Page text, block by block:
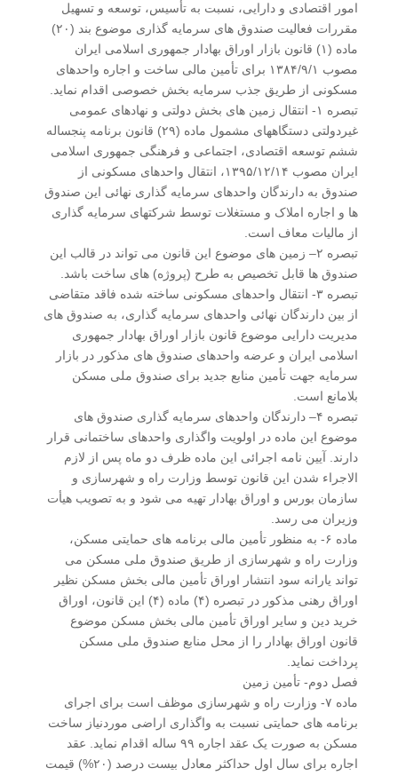
امور اقتصادی و دارایی، نسبت به تأسیس، توسعه و تسهیل
مقررات فعالیت صندوق های سرمایه گذاری موضوع بند (۲۰)
ماده (۱) قانون بازار اوراق بهادار جمهوری اسلامی ایران
مصوب ۱۳۸۴/۹/۱ برای تأمین مالی ساخت و اجاره واحدهای
مسکونی از طریق جذب سرمایه بخش خصوصی اقدام نماید.
تبصره ۱- انتقال زمین های بخش دولتی و نهادهای عمومی
غیردولتی دستگاههای مشمول ماده (۲۹) قانون برنامه پنجساله
ششم توسعه اقتصادی، اجتماعی و فرهنگی جمهوری اسلامی
ایران مصوب ۱۳۹۵/۱۲/۱۴، انتقال واحدهای مسکونی از
صندوق به دارندگان واحدهای سرمایه گذاری نهائی این صندوق
ها و اجاره املاک و مستغلات توسط شرکتهای سرمایه گذاری
از مالیات معاف است.
تبصره ۲– زمین های موضوع این قانون می تواند در قالب این
صندوق ها قابل تخصیص به طرح (پروژه) های ساخت باشد.
تبصره ۳- انتقال واحدهای مسکونی ساخته شده فاقد متقاضی
از بین دارندگان نهائی واحدهای سرمایه گذاری، به صندوق های
مدیریت دارایی موضوع قانون بازار اوراق بهادار جمهوری
اسلامی ایران و عرضه واحدهای صندوق های مذکور در بازار
سرمایه جهت تأمین منابع جدید برای صندوق ملی مسکن
بلامانع است.
تبصره ۴– دارندگان واحدهای سرمایه گذاری صندوق های
موضوع این ماده در اولویت واگذاری واحدهای ساختمانی قرار
دارند. آیین نامه اجرائی این ماده ظرف دو ماه پس از لازم
الاجراء شدن این قانون توسط وزارت راه و شهرسازی و
سازمان بورس و اوراق بهادار تهیه می شود و به تصویب هیأت
وزیران می رسد.
ماده ۶- به منظور تأمین مالی برنامه های حمایتی مسکن،
وزارت راه و شهرسازی از طریق صندوق ملی مسکن می
تواند یارانه سود انتشار اوراق تأمین مالی بخش مسکن نظیر
اوراق رهنی مذکور در تبصره (۴) ماده (۴) این قانون، اوراق
خرید دین و سایر اوراق تأمین مالی بخش مسکن موضوع
قانون اوراق بهادار را از محل منابع صندوق ملی مسکن
پرداخت نماید.
فصل دوم- تأمین زمین
ماده ۷- وزارت راه و شهرسازی موظف است برای اجرای
برنامه های حمایتی نسبت به واگذاری اراضی موردنیاز ساخت
مسکن به صورت یک عقد اجاره ۹۹ ساله اقدام نماید. عقد
اجاره برای سال اول حداکثر معادل بیست درصد (۲۰%) قیمت